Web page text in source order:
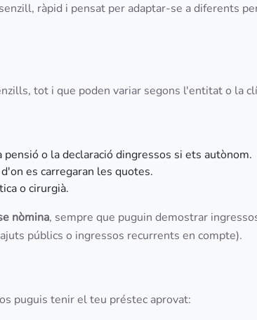
ràpid i pensat per adaptar-se a diferents
tot i que poden variar segons l'entitat o la
pensió o la declaració dingressos si ets autònom.
es carregaran les quotes.
o cirurgià.
nòmina, sempre que puguin demostrar
públics o ingressos recurrents en compte).
puguis tenir el teu préstec aprovat: